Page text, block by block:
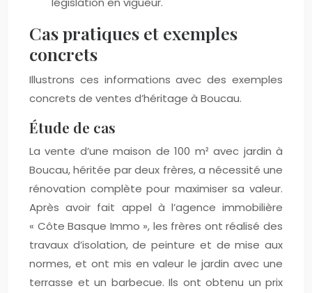
Cas pratiques et exemples
concrets
Illustrons ces informations avec des exemples
concrets de ventes d’héritage à Boucau.
Étude de cas
La vente d’une maison de 100 m² avec jardin à
Boucau, héritée par deux frères, a nécessité une
rénovation complète pour maximiser sa valeur.
Après avoir fait appel à l’agence immobilière
« Côte Basque Immo », les frères ont réalisé des
travaux d’isolation, de peinture et de mise aux
normes, et ont mis en valeur le jardin avec une
terrasse et un barbecue. Ils ont obtenu un prix